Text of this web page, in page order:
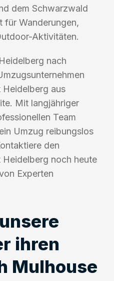
dem Schwarzwald
für Wanderungen,
Aktivitäten.
nach
aus
Mit langjähriger
Team
Umzug reibungslos
den
noch heute
Experten
ihren
Mulhouse